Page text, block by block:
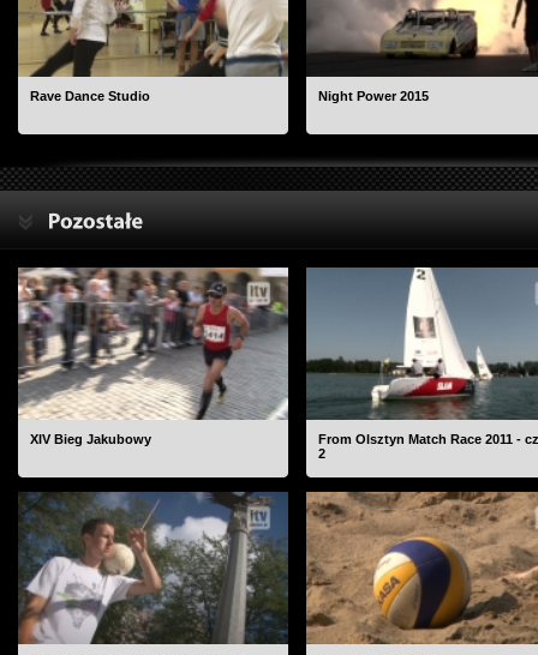
Rave Dance Studio Night Power 2015
XIV Bieg Jakubowy
From Olsztyn Match Race 2011 -
2